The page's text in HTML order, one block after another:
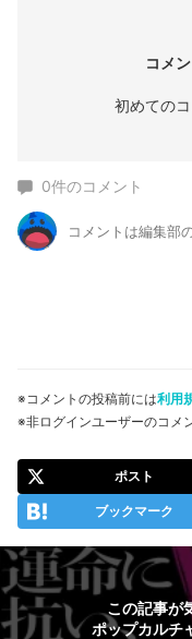
コメ
初めての
0件のコメント
※コメントの投稿前には利用
※非ログインユーザーのコメ
ポスト
ブックマーク
この記事が
ポップカルチ